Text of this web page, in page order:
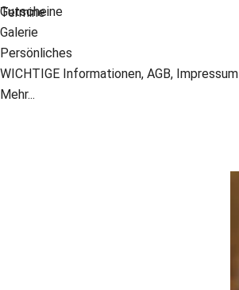
Termine
Gutscheine
Galerie
Persönliches
WICHTIGE Informationen, AGB, Impressum
Mehr...